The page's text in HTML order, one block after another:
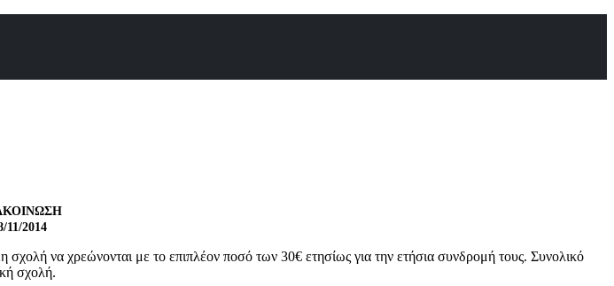
11/2014
να χρεώνονται με το επιπλέον ποσό των 30€ ετησίως για την ετήσια συνδρομή τους. Συνολικό
σχολή.